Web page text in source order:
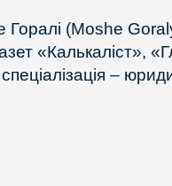
(Moshe
«Калькаліст»,
–